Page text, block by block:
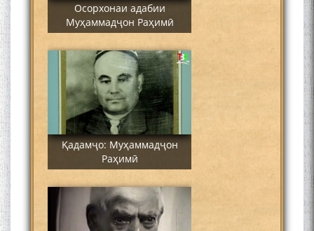
Осорхонаи адабии
Муҳаммадҷон Раҳимӣ
Қадамҷо: Муҳаммадҷон
Раҳимӣ